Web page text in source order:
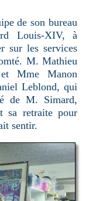
de son bureau
Louis-XIV, à
sur les services
M. Mathieu
Mme Manon
Leblond, qui
de M. Simard,
sa retraite pour
sentir.